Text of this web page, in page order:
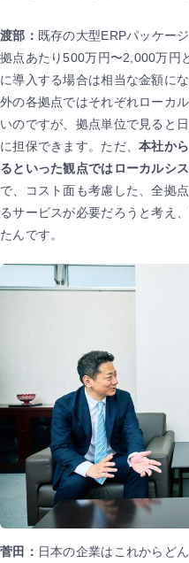
渡部： 既存の大型ERPパッケー
拠点あたり500万円〜2,000万円
に導入する場合は相当な金額に
外の各拠点ではそれぞれローカ
いのですが、拠点単位で見ると
に担保できます。ただ、本社か
るといった観点ではローカルシ
で、コスト面も考慮した、全拠
るサービスが必要だろうと考え
たんです。
菅田： 日本の企業はこれからど